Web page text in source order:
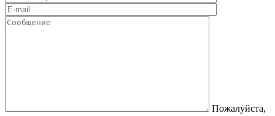
Пожалуйста,